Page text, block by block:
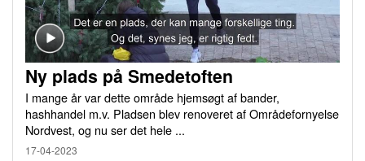
Ny plads på Smedetoften
I mange år var dette område hjemsøgt af bander,
hashhandel m.v. Pladsen blev renoveret af Områdefornyelse
Nordvest, og nu ser det hele ...
17-04-2023